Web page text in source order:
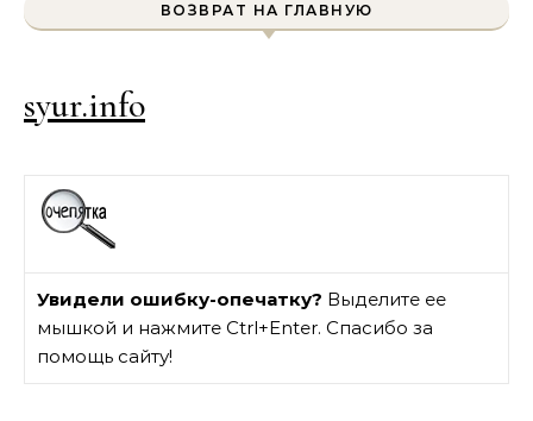
ВОЗВРАТ НА ГЛАВНУЮ
syur.info
Увидели ошибку-опечатку? Выделите ее
мышкой и нажмите Ctrl+Enter. Спасибо за
помощь сайту!